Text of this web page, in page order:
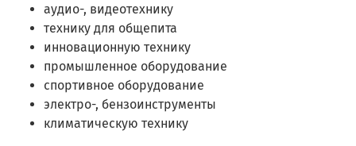
аудио-, видеотехнику
технику для общепита
инновационную технику
промышленное оборудование
спортивное оборудование
электро-, бензоинструменты
климатическую технику